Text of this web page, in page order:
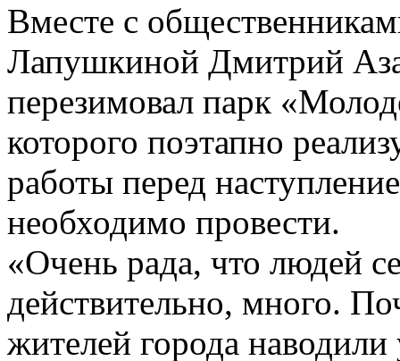
Вместе с
Лапушкиной Дмитрий
перезимовал парк
которого поэтапно
работы перед
необходимо провести.
«Очень рада, что людей
действительно, много.
жителей города